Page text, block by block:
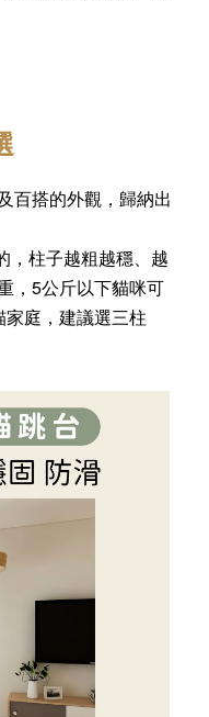
百搭的外觀，歸納出
，柱子越粗越穩、越
，5公斤以下貓咪可
庭，建議選三柱